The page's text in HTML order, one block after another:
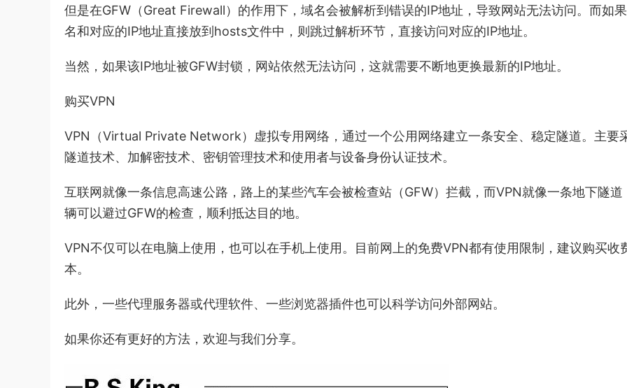
但是在GFW（Great Firewall）的作用下，域名会被解析到错误的IP地址，导致网站无法访问。而如
名和对应的IP地址直接放到hosts文件中，则跳过解析环节，直接访问对应的IP地址。
当然，如果该IP地址被GFW封锁，网站依然无法访问，这就需要不断地更换最新的IP地址。
购买VPN
VPN（Virtual Private Network）虚拟专用网络，通过一个公用网络建立一条安全、稳定隧道。主要
隧道技术、加解密技术、密钥管理技术和使用者与设备身份认证技术。
互联网就像一条信息高速公路，路上的某些汽车会被检查站（GFW）拦截，而VPN就像一条地下隧道
辆可以避过GFW的检查，顺利抵达目的地。
VPN不仅可以在电脑上使用，也可以在手机上使用。目前网上的免费VPN都有使用限制，建议购买收
本。
此外，一些代理服务器或代理软件、一些浏览器插件也可以科学访问外部网站。
如果你还有更好的方法，欢迎与我们分享。